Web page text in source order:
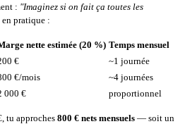
: "Imaginez si on fait ça toutes les
pratique :
nette estimée (20 %) Temps mensuel
€
~1 journée
€/mois
~4 journées
000 € proportionnel
tu approches 800 € nets mensuels — soit un